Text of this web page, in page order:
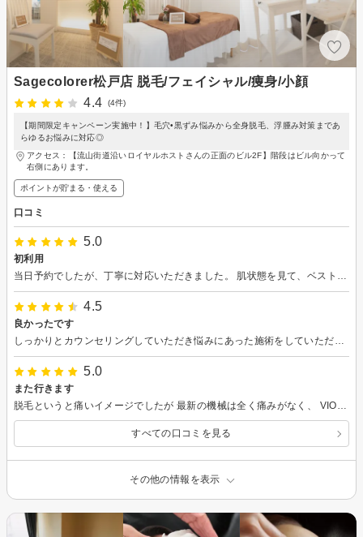
Sagecolorer松戸店 脱毛/フェイシャル/痩身/小顔
4.4
(4件)
【期間限定キャンペーン実施中！】毛穴•黒ずみ悩みから全身脱毛、浮腫み対策まであ
らゆるお悩みに対応◎
アクセス：【流山街道沿いロイヤルホストさんの正面のビル2F】階段はビル向かって
右側にあります。
ポイントが貯まる・使える
口コミ
5.0
初利用
当日予約でしたが、丁寧に対応いただきました。 肌状態を見て、ベストなコースの提案をしていただけて助かりました。
4.5
良かったです
しっかりとカウンセリングしていただき悩みにあった施術をしていただきました。肌の調子も良いです！
5.0
また行きます
脱毛というと痛いイメージでしたが 最新の機械は全く痛みがなく、 VIOですら痛みというよりわずかな刺激レベルで、本当にビックリしました。 シェービングも丁寧かつ素早くしてくださり、説明もわかりやすくて良かったです。 脱毛でリラックスできるなんて思ってもいなかったので、本当にとても良かったです。 通いたいと思います。
すべての口コミを見る
その他の情報を表示